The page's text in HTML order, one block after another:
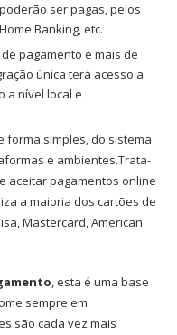
ser pagas, pelos
Banking, etc.
pagamento e mais de
única terá acesso a
a nível local e
forma simples, do sistema
e ambientes.Trata-
aceitar pagamentos online
a maioria dos cartões de
Mastercard, American
, esta é uma base
sempre em
são cada vez mais